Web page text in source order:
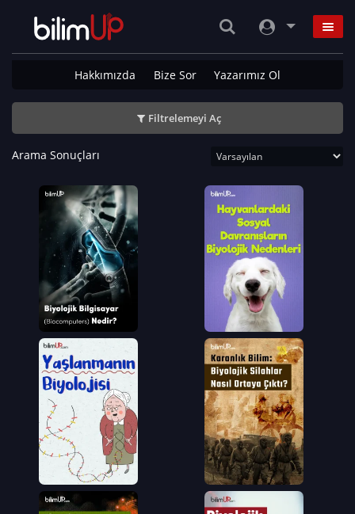
Hakkımızda Bize Sor Yazarımız Ol
Filtrelemeyi Aç
Arama Sonuçları